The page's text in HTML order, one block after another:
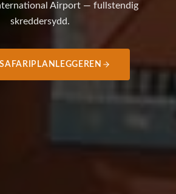
Airport — fullstendig
skreddersydd.